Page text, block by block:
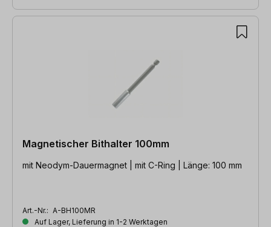
Magnetischer Bithalter 100mm
mit Neodym-Dauermagnet | mit C-Ring | Länge: 100 mm
Art.-Nr.: A-BH100MR
Auf Lager, Lieferung in 1-2 Werktagen